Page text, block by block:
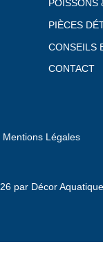
POISSONS
PIÈCES
CONSEILS
CONTACT
Mentions Légales
par Décor Aquatique